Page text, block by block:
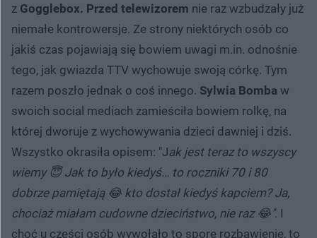
z Gogglebox. Przed telewizorem nie raz wzbudzały już
niemałe kontrowersje. Ze strony niektórych osób co
jakiś czas pojawiają się bowiem uwagi m.in. odnośnie
tego, jak gwiazda TTV wychowuje swoją córkę. Tym
razem poszło jednak o coś innego. Sylwia Bomba w
swoich social mediach zamieściła bowiem rolkę, na
której dworuje z wychowywania dzieci dawniej i dziś.
Wszystko okrasiła opisem: "Jak jest teraz to wszyscy
wiemy 😇 Jak to było kiedyś… to roczniki 70 i 80
dobrze pamiętają 😂 kto dostał kiedyś kapciem? Ja,
chociaż miałam cudowne dzieciństwo, nie raz 😂". I
choć u części osób wywołało to spore rozbawienie, to